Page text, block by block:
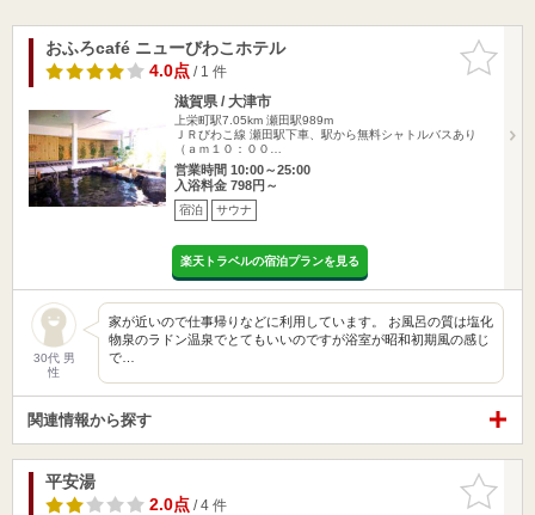
お気に入
りに追加
おふろcafé ニューびわこホテル
4.0点/ 1 件
滋賀県 / 大津市
上栄町駅7.05km 瀬田駅989m
ＪＲびわこ線 瀬田駅下車、駅から無料シャトルバスあり
（ａｍ１０：００…
営業時間 10:00～25:00
入浴料金 798円～
宿泊 サウナ
楽天トラベルの宿泊プランを見る
30代 男
性
家が近いので仕事帰りなどに利用しています。 お風呂の質は塩化
物泉のラドン温泉でとてもいいのですが浴室が昭和初期風の感じ
で…
関連情報から探す
お気に入
りに追加
平安湯
2.0点/ 4 件